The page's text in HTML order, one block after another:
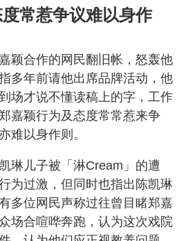
常惹争议难以身作
颖合作的网民翻旧帐，怒轰他
多年前请他出席品牌活动，他
场才说不懂读稿上的字，工作
嘉颖行为及态度常常惹来争
难以身作则。
琳儿子被「淋Cream」的遭
为过激，但同时也指出陈凯琳
多位网民声称过往曾目睹郑嘉
场合喧哗奔跑，认为这次戏院